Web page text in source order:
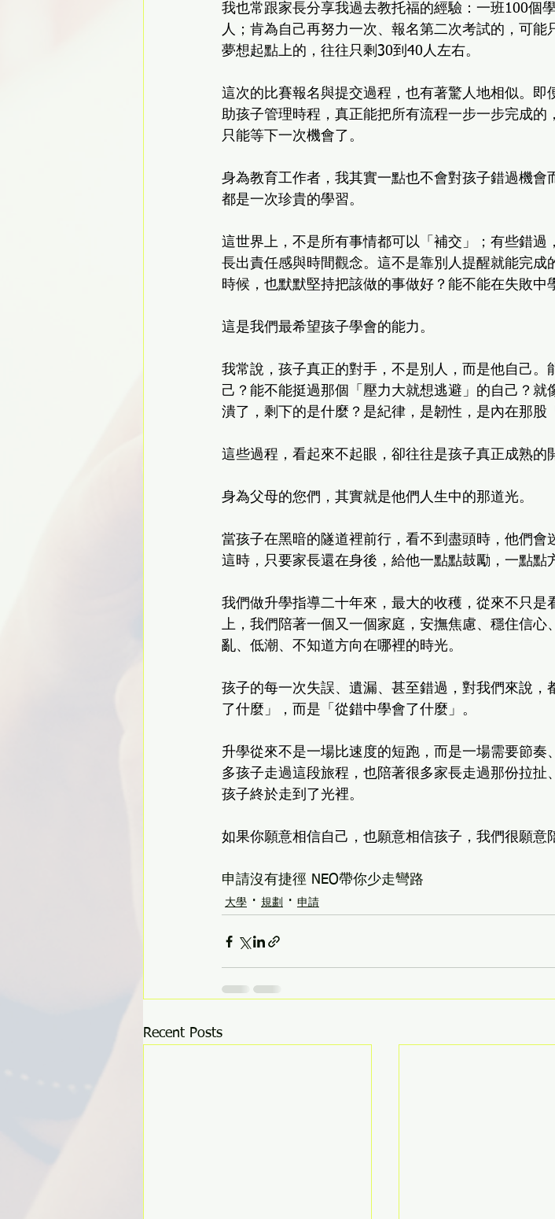
我也常跟家長分享我過去教托福的經驗：一班100個
人；肯為自己再努力一次、報名第二次考試的，可
夢想起點上的，往往只剩30到40人左右。
這次的比賽報名與提交過程，也有著驚人地相似。
助孩子管理時程，真正能把所有流程一步一步完成
只能等下一次機會了。
身為教育工作者，我其實一點也不會對孩子錯過機會
都是一次珍貴的學習。
這世界上，不是所有事情都可以「補交」；有些錯過
長出責任感與時間觀念。這不是靠別人提醒就能完成
時候，也默默堅持把該做的事做好？能不能在失敗中
這是我們最希望孩子學會的能力。
我常說，孩子真正的對手，不是別人，而是他自己。
己？能不能挺過那個「壓力大就想逃避」的自己？
潰了，剩下的是什麼？是紀律，是韌性，是內在那股
這些過程，看起來不起眼，卻往往是孩子真正成熟的
身為父母的您們，其實就是他們人生中的那道光。
當孩子在黑暗的隧道裡前行，看不到盡頭時，他們會
這時，只要家長還在身後，給他一點點鼓勵，一點點
我們做升學指導二十年來，最大的收穫，從來不只
上，我們陪著一個又一個家庭，安撫焦慮、穩住信
亂、低潮、不知道方向在哪裡的時光。
孩子的每一次失誤、遺漏、甚至錯過，對我們來說
了什麼」，而是「從錯中學會了什麼」。
升學從來不是一場比速度的短跑，而是一場需要節
多孩子走過這段旅程，也陪著很多家長走過那份拉
孩子終於走到了光裡。
如果你願意相信自己，也願意相信孩子，我們很願意
申請沒有捷徑 NEO帶你少走彎路
大學 規劃 申請
Recent Posts